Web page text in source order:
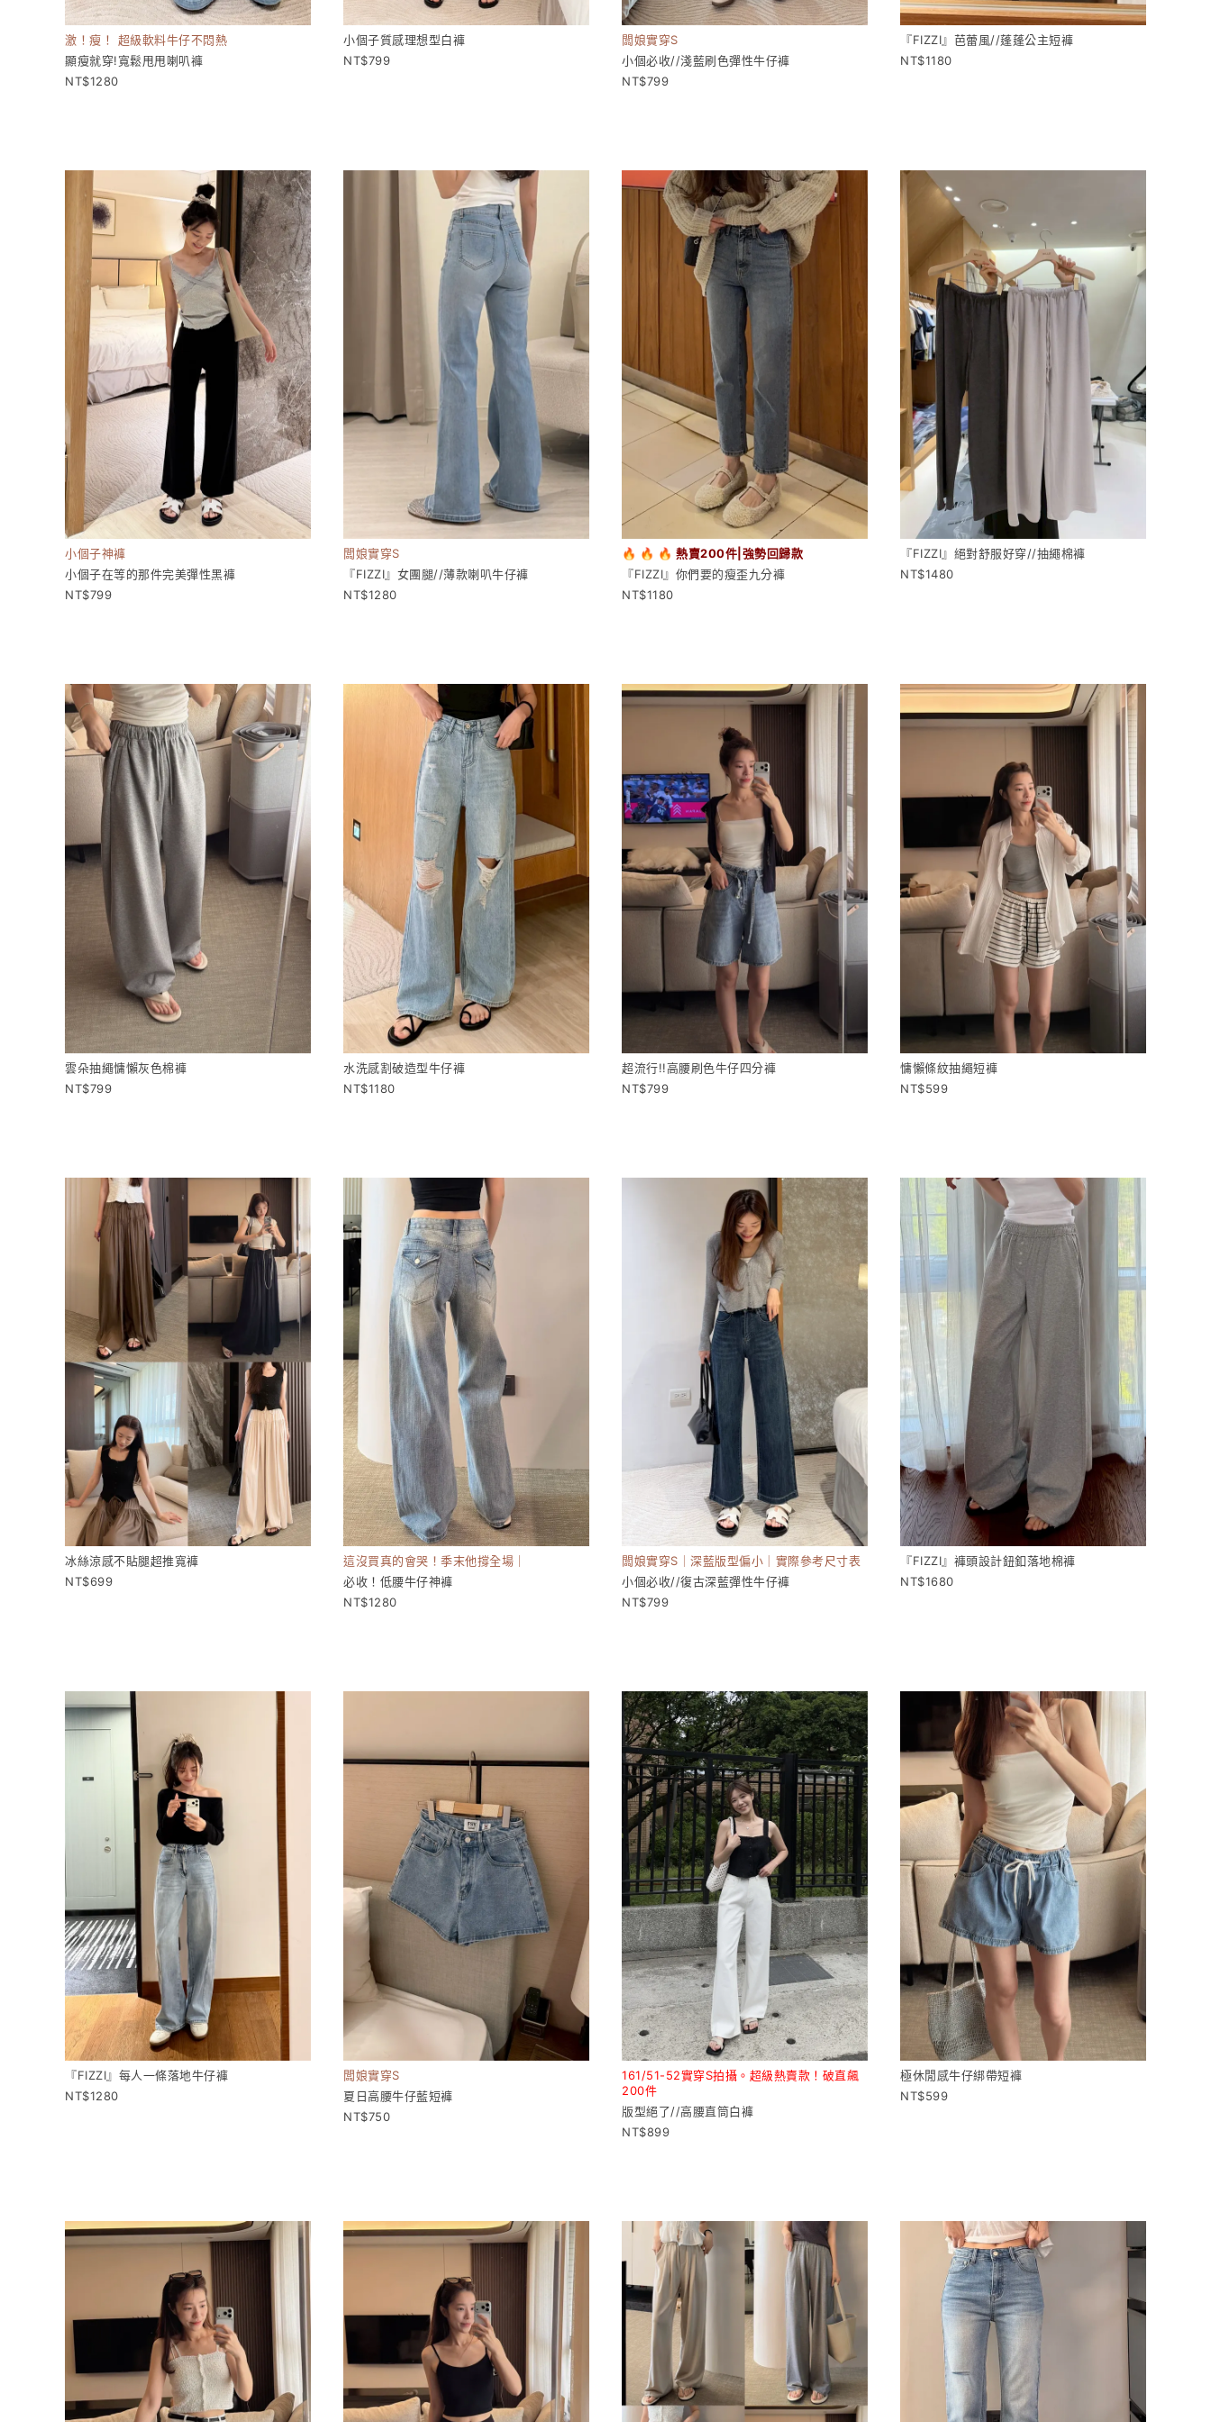
激！瘦！ 超級軟料牛仔不悶熱
顯瘦就穿!寬鬆甩甩喇叭褲
1280
小個子質感理想型白褲
799
闆娘實穿S
小個必收//淺藍刷色彈性牛仔褲
799
『FIZZI』芭蕾風//蓬蓬公主短褲
1180
小個子神褲
小個子在等的那件完美彈性黑褲
799
闆娘實穿S
『FIZZI』女團腿//薄款喇叭牛仔褲
1280
🔥 🔥 🔥 熱賣200件|強勢回歸款
『FIZZI』你們要的瘦歪九分褲
1180
『FIZZI』絕對舒服好穿//抽繩棉褲
1480
雲朵抽繩慵懶灰色棉褲
799
水洗感割破造型牛仔褲
1180
超流行!!高腰刷色牛仔四分褲
799
慵懶條紋抽繩短褲
599
冰絲涼感不貼腿超推寬褲
699
這沒買真的會哭！季末他撐全場｜
必收！低腰牛仔神褲
1280
闆娘實穿S｜深藍版型偏小｜實際參考尺寸表
小個必收//復古深藍彈性牛仔褲
799
『FIZZI』褲頭設計鈕釦落地棉褲
1680
『FIZZI』每人一條落地牛仔褲
1280
闆娘實穿S
夏日高腰牛仔藍短褲
750
161/51-52實穿S拍攝。超級熱賣款！破直飆
200件
版型絕了//高腰直筒白褲
899
極休閒感牛仔綁帶短褲
599